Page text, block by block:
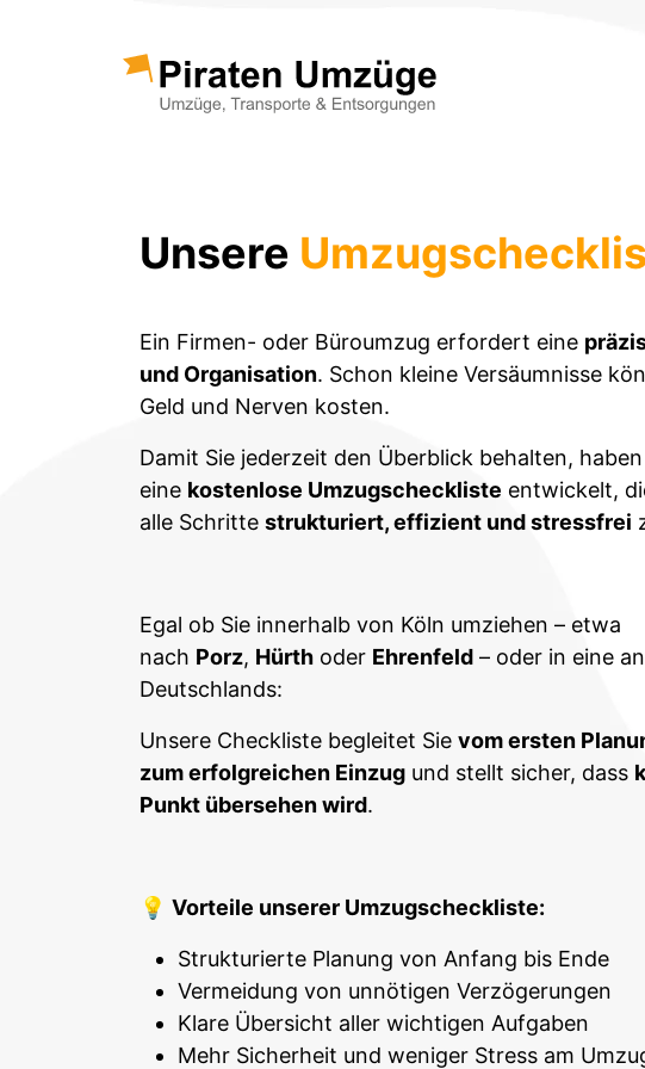
Unsere
Ein Firmen- oder Büroumzug erfordert eine
und Organisation. Schon kleine Versäumnisse
Geld und Nerven kosten.
Damit Sie jederzeit den Überblick behalten,
eine kostenlose Umzugscheckliste entwickelt,
alle Schritte strukturiert, effizient und stressfrei
Egal ob Sie innerhalb von Köln umziehen – etwa
nach Porz, Hürth oder Ehrenfeld – oder in eine
Deutschlands:
Unsere Checkliste begleitet Sie vom ersten
zum erfolgreichen Einzug und stellt sicher, dass
Punkt übersehen wird.
💡 Vorteile unserer Umzugscheckliste:
Strukturierte Planung von Anfang bis Ende
Vermeidung von unnötigen Verzögerungen
Klare Übersicht aller wichtigen Aufgaben
Mehr Sicherheit und weniger Stress am